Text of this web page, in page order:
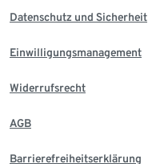
Datenschutz und Sicherheit
Einwilligungsmanagement
Widerrufsrecht
AGB
Barrierefreiheitserklärung